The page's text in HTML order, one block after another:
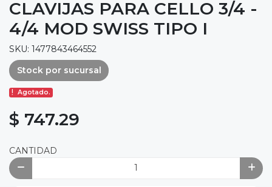
CLAVIJAS PARA CELLO 3/4 -
4/4 MOD SWISS TIPO I
SKU: 1477843464552
Stock por sucursal
Agotado.
$ 747.29
CANTIDAD